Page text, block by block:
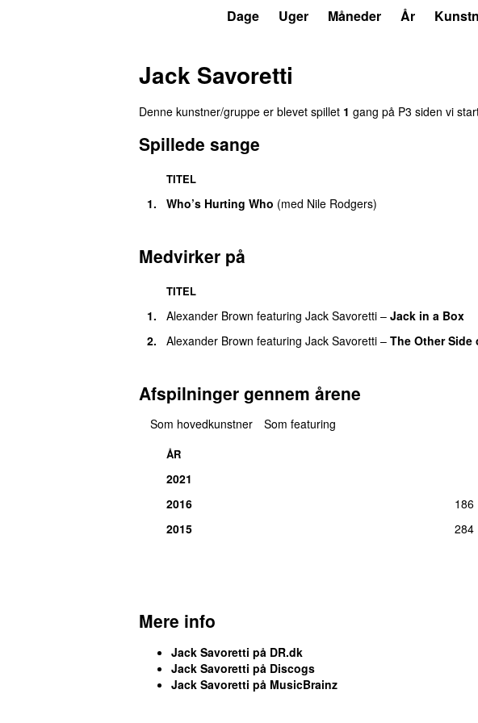
Dage Uger Måneder År
Jack Savoretti
Denne kunstner/gruppe er blevet spillet 1 gang på P3 siden vi
Spillede sange
TITEL
1. Who’s Hurting Who (med Nile Rodgers)
Medvirker på
TITEL
1. Alexander Brown featuring Jack Savoretti – Jack in a Box
2.
Alexander Brown featuring Jack Savoretti – The Other Side
Afspilninger gennem årene
Som hovedkunstner Som featuring
ÅR
2021
2016
186
2015
284
Mere info
Jack Savoretti på DR.dk
Jack Savoretti på Discogs
Jack Savoretti på MusicBrainz